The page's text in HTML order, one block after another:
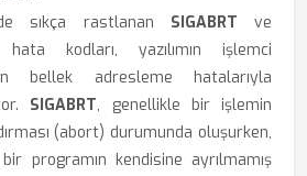
sıkça rastlanan SIGABRT ve
hata kodları, yazılımın işlemci
bellek adresleme hatalarıyla
SIGABRT, genellikle bir işlemin
(abort) durumunda oluşurken,
programın kendisine ayrılmamış